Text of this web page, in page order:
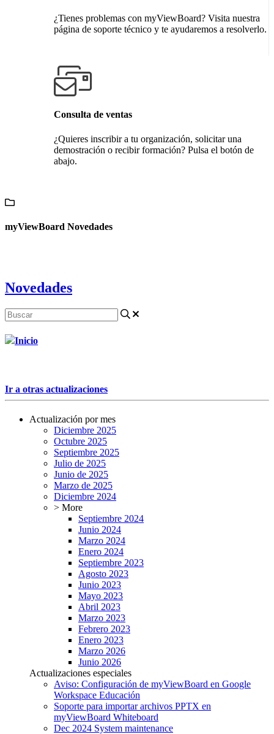
¿Tienes problemas con myViewBoard? Visita nuestra
página de soporte técnico y te ayudaremos a resolverlo.
Consulta de ventas
¿Quieres inscribir a tu organización, solicitar una
demostración o recibir formación? Pulsa el botón de
abajo.
myViewBoard Novedades
Novedades
Inicio
Ir a otras actualizaciones
Actualización por mes
Diciembre 2025
Octubre 2025
Septiembre 2025
Julio de 2025
Junio de 2025
Marzo de 2025
Diciembre 2024
> More
Septiembre 2024
Junio 2024
Marzo 2024
Enero 2024
Septiembre 2023
Agosto 2023
Junio 2023
Mayo 2023
Abril 2023
Marzo 2023
Febrero 2023
Enero 2023
Marzo 2026
Junio 2026
Actualizaciones especiales
Aviso: Configuración de myViewBoard en Google
Workspace Educación
Soporte para importar archivos PPTX en
myViewBoard Whiteboard
Dec 2024 System maintenance